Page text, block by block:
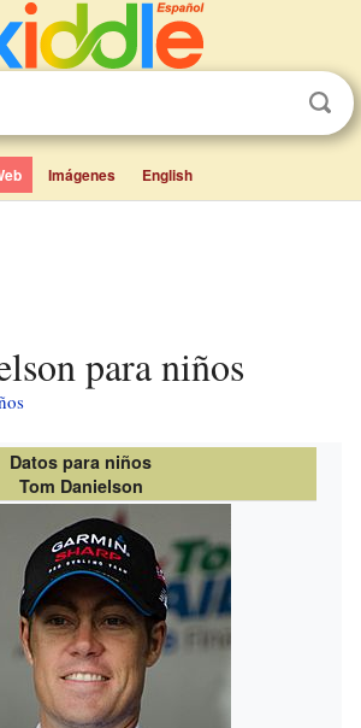
Imágenes English
para niños
Datos para niños
Tom Danielson